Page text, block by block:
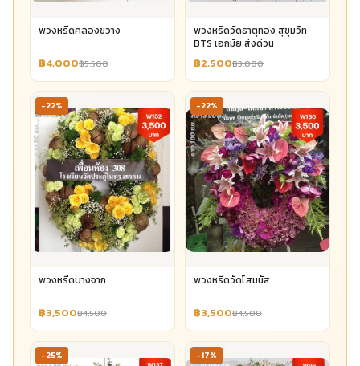
พวงหรีดคลองขวาง
฿4,000฿5,500
พวงหรีดวัดธาตุทอง สุขุมวิท
BTS เอกมัย ส่งด่วน
฿2,500฿3,000
-22%
พวงหรีดบางจาก
฿3,500฿4,500
-22%
พวงหรีดวัดโสมนัส
฿3,500฿4,500
-25% -17%